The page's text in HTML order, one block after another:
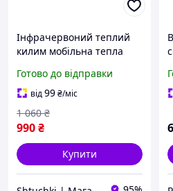
Інфрачервоний теплий
килим мобільна тепла
(SHiz14766)
Готово до відправки
від99₴/міс
990₴
1 060 ₴
Купити